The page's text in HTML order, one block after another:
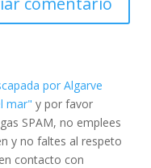
por Algarve
mar" y por favor
SPAM, no emplees
y no faltes al respeto
contacto con